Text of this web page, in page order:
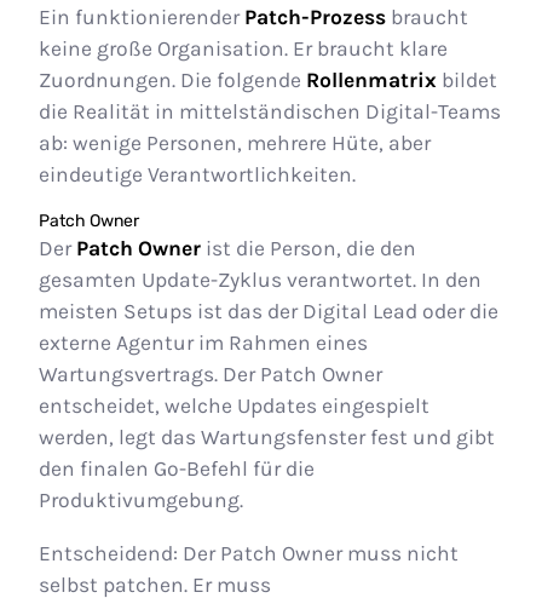
Ein funktionierender Patch-Prozess braucht
keine große Organisation. Er braucht klare
Zuordnungen. Die folgende Rollenmatrix bildet
die Realität in mittelständischen Digital-Teams
ab: wenige Personen, mehrere Hüte, aber
eindeutige Verantwortlichkeiten.
Patch Owner
Der Patch Owner ist die Person, die den
gesamten Update-Zyklus verantwortet. In den
meisten Setups ist das der Digital Lead oder die
externe Agentur im Rahmen eines
Wartungsvertrags. Der Patch Owner
entscheidet, welche Updates eingespielt
werden, legt das Wartungsfenster fest und gibt
den finalen Go-Befehl für die
Produktivumgebung.
Entscheidend: Der Patch Owner muss nicht
selbst patchen. Er muss